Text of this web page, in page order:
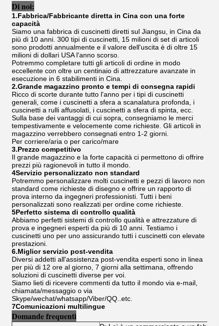
Di noi:
1.Fabbrica/Fabbricante diretta in Cina con una forte
capacità
Siamo una fabbrica di cuscinetti diretti sul Jiangsu, in Cina da
più di 10 anni. 300 tipi di cuscinetti, 15 milioni di set di articoli
sono prodotti annualmente e il valore dell'uscita è di oltre 15
milioni di dollari USA l'anno scorso.
Potremmo completare tutti gli articoli di ordine in modo
eccellente con oltre un centinaio di attrezzature avanzate in
esecuzione in 6 stabilimenti in Cina.
2.Grande magazzino pronto e tempi di consegna rapidi
Ricco di scorte durante tutto l'anno per i tipi di cuscinetti
generali, come i cuscinetti a sfera a scanalatura profonda, i
cuscinetti a rulli affusolati, i cuscinetti a sfera di spinta, ecc.
Sulla base dei vantaggi di cui sopra, consegniamo le merci
tempestivamente e velocemente come richieste. Gli articoli in
magazzino verrebbero consegnati entro 1-2 giorni.
Per corriere/aria o per carico/mare
3.Prezzo competitivo
Il grande magazzino e la forte capacità ci permettono di offrire
prezzi più ragionevoli in tutto il mondo.
4Servizio personalizzato non standard
Potremmo personalizzare molti cuscinetti e pezzi di lavoro non
standard come richieste di disegno e offrire un rapporto di
prova interno da ingegneri professionisti. Tutti i beni
personalizzati sono realizzati per ordine come richieste.
5Perfetto sistema di controllo qualità
Abbiamo perfetti sistemi di controllo qualità e attrezzature di
prova e ingegneri esperti da più di 10 anni. Testiamo i
cuscinetti uno per uno assicurando tutti i cuscinetti con elevate
prestazioni.
6.Miglior servizio post-vendita
Diversi addetti all'assistenza post-vendita esperti sono in linea
per più di 12 ore al giorno, 7 giorni alla settimana, offrendo
soluzioni di cuscinetti diverse per voi.
Siamo lieti di ricevere commenti da tutto il mondo via e-mail,
chiamata/messaggio o via
Skype/wechat/whatsapp/Viber/QQ..etc.
7Comunicazioni multilingue
Domande frequenti